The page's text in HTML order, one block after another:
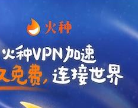
支持 反对
[0]